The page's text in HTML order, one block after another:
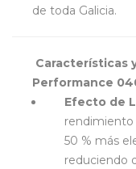
de toda Galicia.
Características
Performance
Efecto de
rendimiento
50 % más
reduciendo